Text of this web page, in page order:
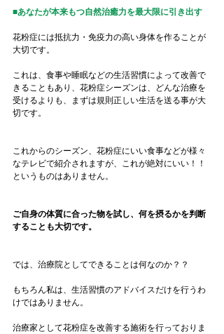
■あなたが本来もつ自然治癒力を最大限に引き出す
花粉症には抵抗力・免疫力の高い身体を作ることが
大切です。
これは、食事や睡眠などの生活習慣によって改善で
きることもあり、花粉症シーズンは、どんな治療を
受けるよりも、まずは規則正しい生活を送る事が大
切です。
これからのシーズン、花粉症にいい食事などが様々
なテレビで紹介されますが、これが絶対にいい！！
というものはありません。
ご自身の体質に合った物を試し、何を摂るかを判断
することも大切です。
では、治療院としてできることは何なのか？？
もちろん私は、生活習慣のアドバイスだけを行うわ
けではありません。
治療家として花粉症を改善する施術を行っておりま